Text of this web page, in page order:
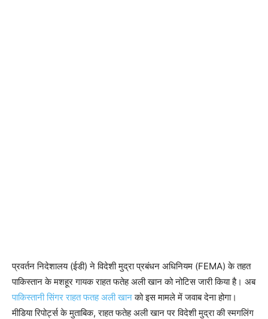
प्रवर्तन निदेशालय (ईडी) ने विदेशी मुद्रा प्रबंधन अधिनियम (FEMA) के तहत
पाकिस्तान के मशहूर गायक राहत फतेह अली खान को नोटिस जारी किया है। अब
पाकिस्तानी सिंगर राहत फतह अली खानको इस मामले में जवाब देना होगा।
मीडिया रिपोर्ट्स के मुताबिक, राहत फतेह अली खान पर विदेशी मुद्रा की स्मगलिंग